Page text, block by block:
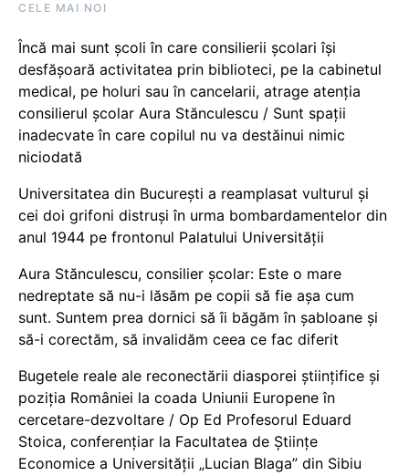
CELE MAI NOI
Încă mai sunt școli în care consilierii școlari își
desfășoară activitatea prin biblioteci, pe la cabinetul
medical, pe holuri sau în cancelarii, atrage atenția
consilierul școlar Aura Stănculescu / Sunt spații
inadecvate în care copilul nu va destăinui nimic
niciodată
Universitatea din București a reamplasat vulturul și
cei doi grifoni distruși în urma bombardamentelor din
anul 1944 pe frontonul Palatului Universității
Aura Stănculescu, consilier școlar: Este o mare
nedreptate să nu-i lăsăm pe copii să fie așa cum
sunt. Suntem prea dornici să îi băgăm în șabloane și
să-i corectăm, să invalidăm ceea ce fac diferit
Bugetele reale ale reconectării diasporei științifice și
poziția României la coada Uniunii Europene în
cercetare-dezvoltare / Op Ed Profesorul Eduard
Stoica, conferențiar la Facultatea de Științe
Economice a Universității „Lucian Blaga” din Sibiu